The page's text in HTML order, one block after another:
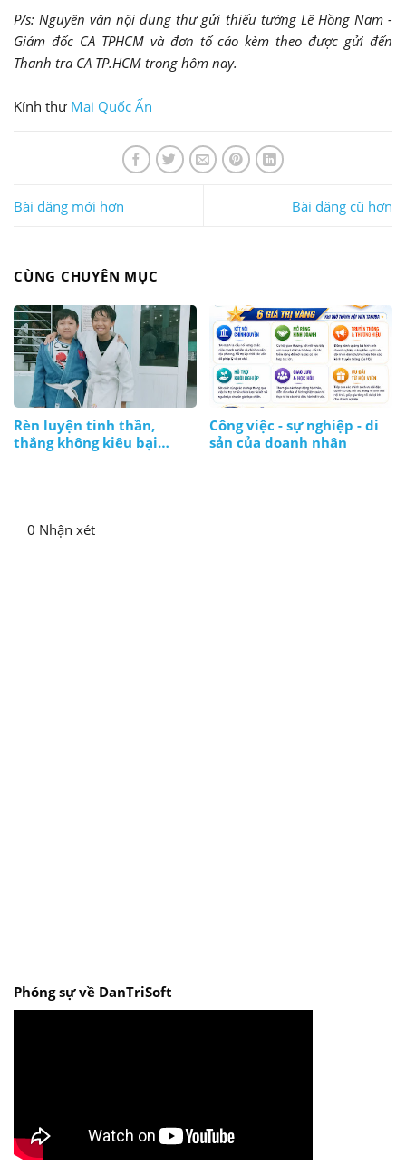
P/s: Nguyên văn nội dung thư gửi thiếu tướng Lê Hồng Nam -
Giám đốc CA TPHCM và đơn tố cáo kèm theo được gửi đến
Thanh tra CA TP.HCM trong hôm nay.
Kính thư Mai Quốc Ấn
Bài đăng mới hơn Bài đăng cũ hơn
CÙNG CHUYÊN MỤC
Rèn luyện tinh thần,
thắng không kiêu bại
Công việc - sự nghiệp - di
sản của doanh nhân
0 Nhận xét
Phóng sự về DanTriSoft